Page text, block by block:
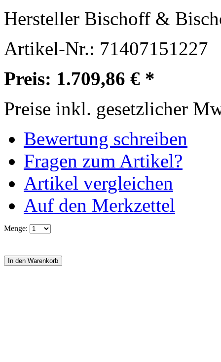
Hersteller Bischoff &
Artikel-Nr.: 71407151227
Preis: 1.709,86 € *
Preise inkl. gesetzlicher
Bewertung schreiben
Fragen zum Artikel?
Artikel vergleichen
Auf den Merkzettel
Menge: